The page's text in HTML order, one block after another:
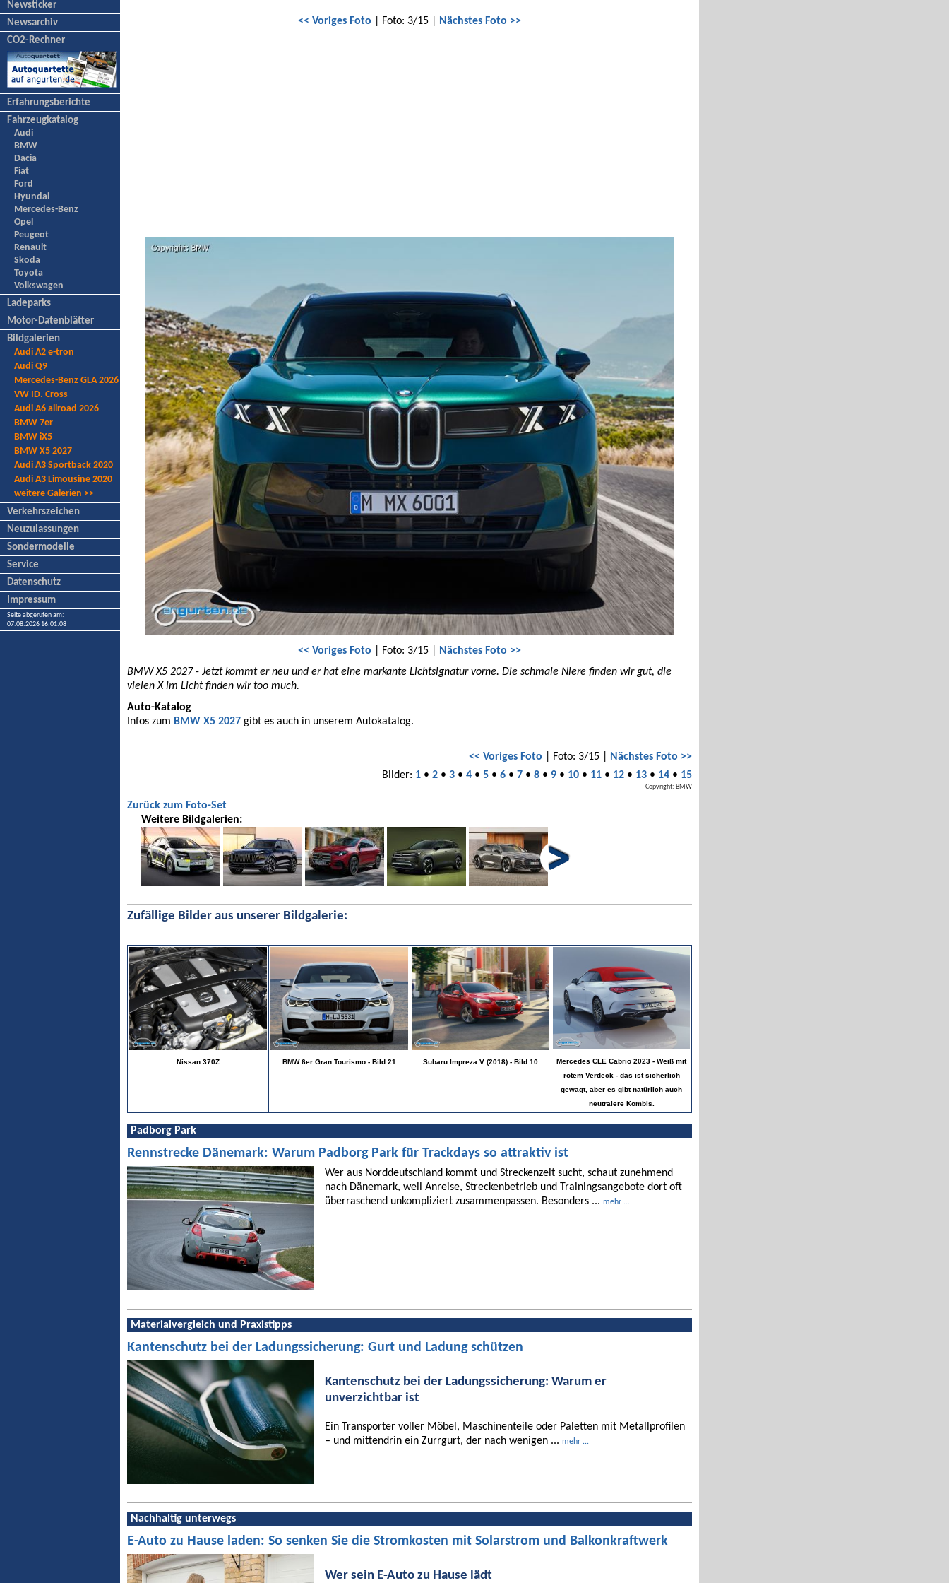
Newsticker
Newsarchiv
CO2-Rechner
Erfahrungsberichte
Fahrzeugkatalog
Audi
BMW
Dacia
Fiat
Ford
Hyundai
Mercedes-Benz
Opel
Peugeot
Renault
Skoda
Toyota
Volkswagen
Ladeparks
Motor-Datenblätter
Bildgalerien
Audi A2 e-tron
Audi Q9
Mercedes-Benz GLA 2026
VW ID. Cross
Audi A6 allroad 2026
BMW 7er
BMW iX5
BMW X5 2027
Audi A3 Sportback 2020
Audi A3 Limousine 2020
weitere Galerien >>
Verkehrszeichen
Neuzulassungen
Sondermodelle
Service
Datenschutz
Impressum
Seite abgerufen am:
07.08.2026 16:01:08
<< Voriges Foto | Foto: 3/15 | Nächstes Foto >>
<< Voriges Foto | Foto: 3/15 |
Nächstes Foto >>
BMW X5 2027 - Jetzt kommt er neu und er hat eine markante Lichtsignatur vorne. Die schmale Niere finden wir gut, die
vielen X im Licht finden wir too much.
Auto-Katalog
Infos zum BMW X5 2027 gibt es auch in unserem Autokatalog.
<< Voriges Foto | Foto: 3/15 |
Nächstes Foto >>
Bilder: 1 • 2 • 3 • 4 • 5 • 6 • 7 • 8 • 9 • 10 • 11 • 12 • 13 • 14 • 15
Copyright: BMW
Zurück zum Foto-Set
Weitere Bildgalerien:
Zufällige Bilder aus unserer Bildgalerie:
Nissan 370Z BMW 6er Gran Tourismo - Bild 21 Subaru Impreza V (2018) - Bild 10
Mercedes CLE Cabrio 2023 - Weiß mit
rotem Verdeck - das ist sicherlich
gewagt, aber es gibt natürlich auch
neutralere Kombis.
Padborg Park
Rennstrecke Dänemark: Warum Padborg Park für Trackdays so attraktiv ist
Wer aus Norddeutschland kommt und Streckenzeit sucht, schaut zunehmend
nach Dänemark, weil Anreise, Streckenbetrieb und Trainingsangebote dort oft
überraschend unkompliziert zusammenpassen. Besonders ... mehr ...
Materialvergleich und Praxistipps
Kantenschutz bei der Ladungssicherung: Gurt und Ladung schützen
Kantenschutz bei der Ladungssicherung: Warum er
unverzichtbar ist
Ein Transporter voller Möbel, Maschinenteile oder Paletten mit Metallprofilen
– und mittendrin ein Zurrgurt, der nach wenigen ... mehr ...
Nachhaltig unterwegs
E-Auto zu Hause laden: So senken Sie die Stromkosten mit Solarstrom und Balkonkraftwerk
Wer sein E-Auto zu Hause lädt